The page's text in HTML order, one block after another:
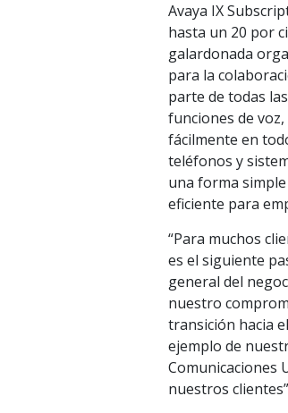
Avaya IX
hasta un 20 por
galardonada
para la
parte de todas
funciones de
fácilmente en
teléfonos y
una forma
eficiente para
“Para muchos
es el siguiente
general del
nuestro
transición hacia
ejemplo de
Comunicaciones
nuestros